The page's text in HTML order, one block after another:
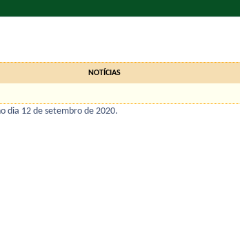
NOTÍCIAS
dia 12 de setembro de 2020.